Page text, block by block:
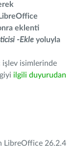
eklenti
-Ekle yoluyla
işlev isimlerinde
ilgili duyurudan
LibreOffice 26.2.4